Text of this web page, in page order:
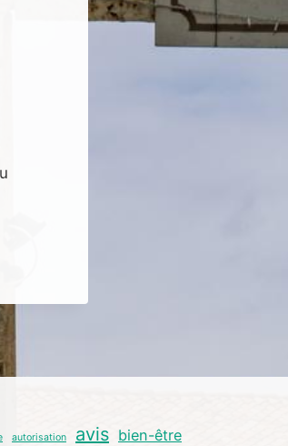
autorisation avis bien-être